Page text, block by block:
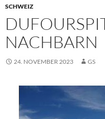
SCHWEIZ
NACHBARN
24. NOVEMBER 2023 GS